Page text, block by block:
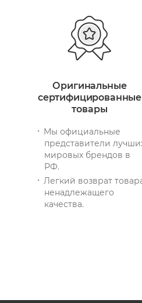
Оригинальные
сертифицированные
товары
Мы официальные
представители
мировых брендов в
РФ.
Легкий возврат
ненадлежащего
качества.